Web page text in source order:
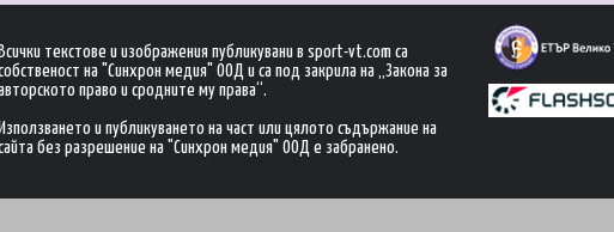
Всички текстове и изображения публикувани в sport-vt.com са
на "Синхрон медия" ООД и са под закрила на „Закона за
право и сродните му права“.
Използването и публикуването на част или цялото съдържание на
без разрешение на "Синхрон медия" ООД е забранено.